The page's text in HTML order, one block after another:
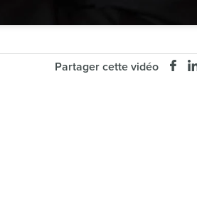
Partager cette vidéo